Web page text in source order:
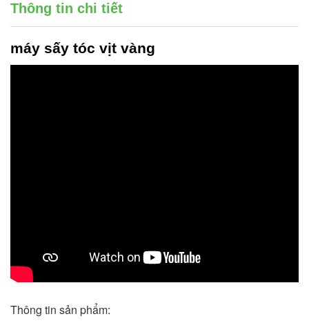
Thông tin chi tiết
máy sấy tóc vịt vàng
Thông tin sản phẩm: